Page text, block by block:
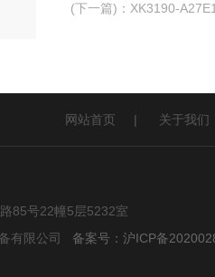
(下一篇) ： XK3190-
网站首页 | 关于我们
85号22幢5层5232室
有限公司 备案号：沪ICP备